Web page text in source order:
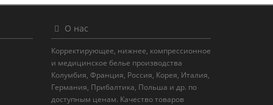
О нас
Корректирующее, нижнее, компрессионное
и медицинское белье производства
Колумбия, Франция, Россия, Корея, Италия,
Германия, Прибалтика, Польша и др. по
доступным ценам. Качество товаров